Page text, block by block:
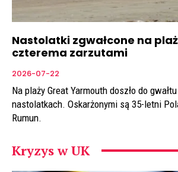
Nastolatki zgwałcone na
czterema zarzutami
2026-07-22
Na plaży Great Yarmouth doszło do
nastolatkach. Oskarżonymi są 35-letni
Rumun.
Kryzys w UK